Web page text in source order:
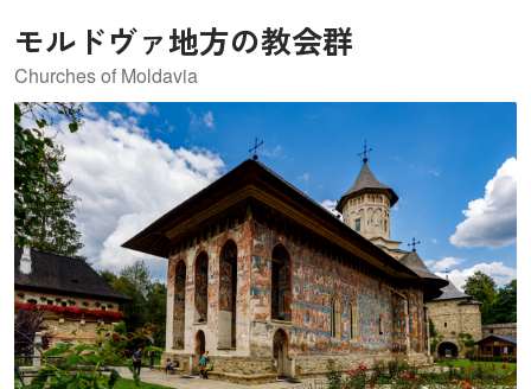
モルドヴァ地方の教会群
Churches of Moldavia